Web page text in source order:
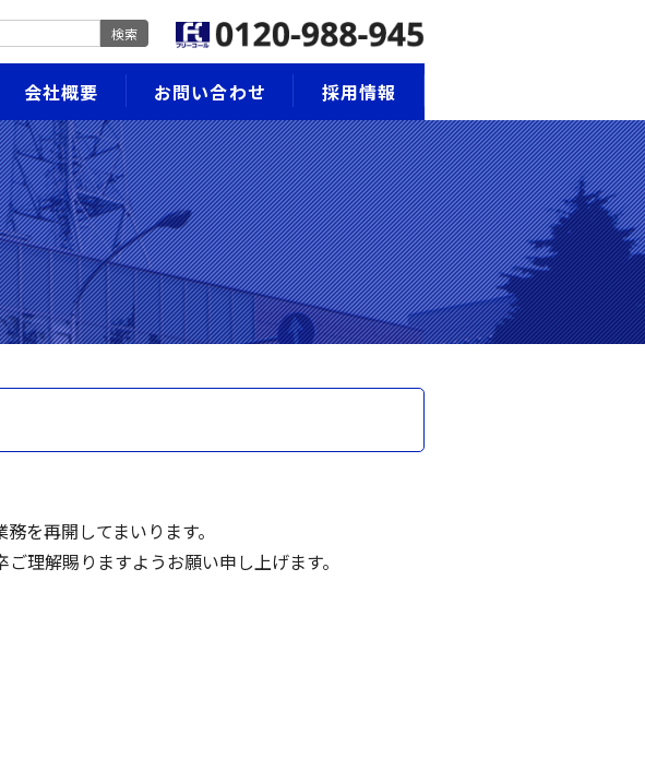
検索
会社概要 お問い合わせ 採用情報
を再開してまいります。
理解賜りますようお願い申し上げます。